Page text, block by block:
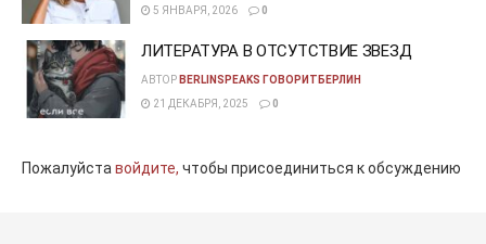
5 ЯНВАРЯ, 2026
0
ЛИТЕРАТУРА В ОТСУТСТВИЕ ЗВЕЗД
АВТОР BERLINSPEAKS ГОВОРИТБЕРЛИН
21 ДЕКАБРЯ, 2025
0
Пожалуйста войдите, чтобы присоединиться к обсуждению